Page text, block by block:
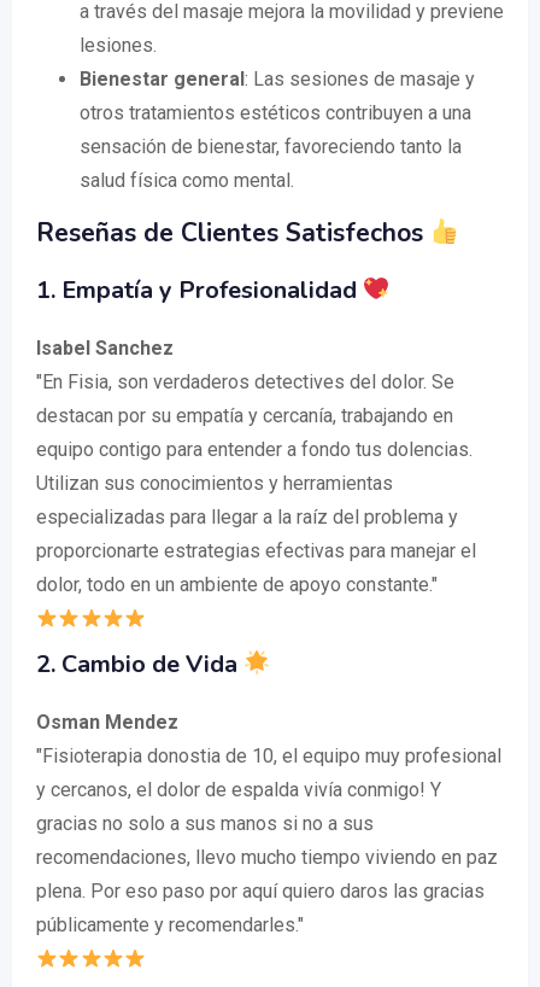
a través del masaje mejora la movilidad y previene
lesiones.
Bienestar general : Las sesiones de masaje y
otros tratamientos estéticos contribuyen a una
sensación de bienestar, favoreciendo tanto la
salud física como mental.
Reseñas de Clientes Satisfechos
1. Empatía y Profesionalidad
Isabel Sanchez
"En Fisia, son verdaderos detectives del dolor. Se
destacan por su empatía y cercanía, trabajando en
equipo contigo para entender a fondo tus dolencias.
Utilizan sus conocimientos y herramientas
especializadas para llegar a la raíz del problema y
proporcionarte estrategias efectivas para manejar el
dolor, todo en un ambiente de apoyo constante."
2. Cambio de Vida
Osman Mendez
"Fisioterapia donostia de 10, el equipo muy profesional
y cercanos, el dolor de espalda vivía conmigo! Y
gracias no solo a sus manos si no a sus
recomendaciones, llevo mucho tiempo viviendo en paz
plena. Por eso paso por aquí quiero daros las gracias
públicamente y recomendarles."